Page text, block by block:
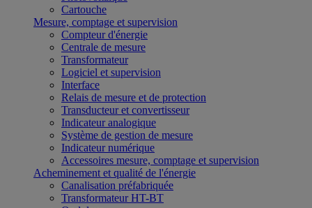
Cartouche
Mesure, comptage et supervision
Compteur d'énergie
Centrale de mesure
Transformateur
Logiciel et supervision
Interface
Relais de mesure et de protection
Transducteur et convertisseur
Indicateur analogique
Système de gestion de mesure
Indicateur numérique
Accessoires mesure, comptage et supervision
Acheminement et qualité de l'énergie
Canalisation préfabriquée
Transformateur HT-BT